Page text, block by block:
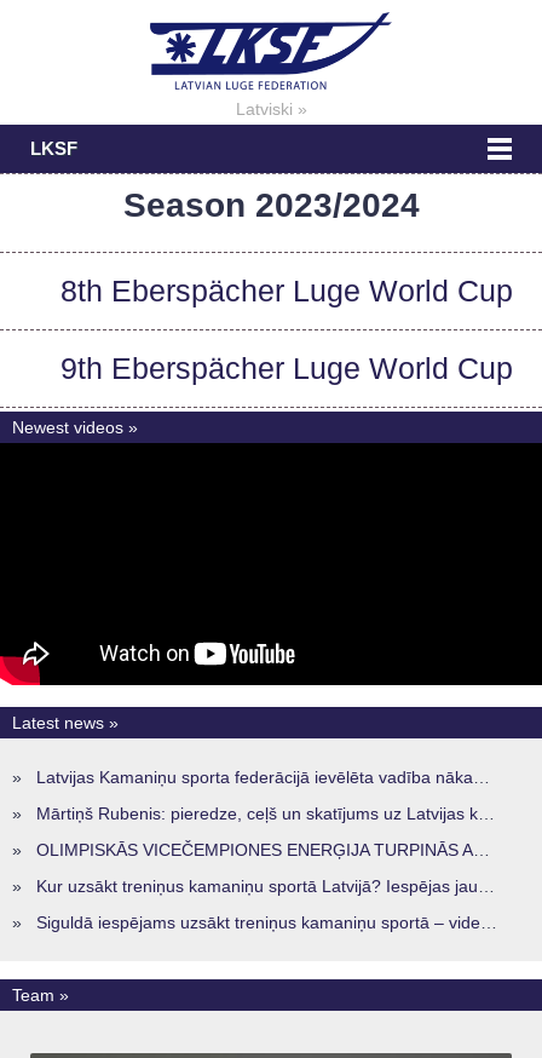
Latviski »
LKSF
Season 2023/2024
8th Eberspächer Luge World Cup
9th Eberspächer Luge World Cup
Newest videos »
Latest news »
» Latvijas Kamaniņu sporta federācijā ievēlēta vadība nākamajam četru gadu termiņam
» Mārtiņš Rubenis: pieredze, ceļš un skatījums uz Latvijas kamaniņu sportu
» OLIMPISKĀS VICEČEMPIONES ENERĢIJA TURPINĀS ARĪ STARPSEZONĀ
» Kur uzsākt treniņus kamaniņu sportā Latvijā? Iespējas jaunajiem sportistiem visos reģionos
» Siguldā iespējams uzsākt treniņus kamaniņu sportā – vide, kur veidojas nākamā sportistu paaudze
Team »